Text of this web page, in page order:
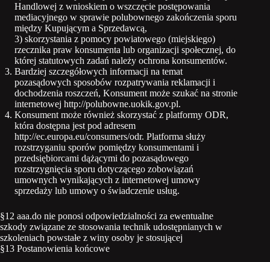
Handlowej z wnioskiem o wszczęcie postępowania
mediacyjnego w sprawie polubownego zakończenia sporu
między Kupującym a Sprzedawcą,
3) skorzystania z pomocy powiatowego (miejskiego)
rzecznika praw konsumenta lub organizacji społecznej, do
której statutowych zadań należy ochrona konsumentów.
Bardziej szczegółowych informacji na temat
pozasądowych sposobów rozpatrywania reklamacji i
dochodzenia roszczeń, Konsument może szukać na stronie
internetowej http://polubowne.uokik.gov.pl.
Konsument może również skorzystać z platformy ODR,
która dostępna jest pod adresem
http://ec.europa.eu/consumers/odr. Platforma służy
rozstrzyganiu sporów pomiędzy konsumentami i
przedsiębiorcami dążącymi do pozasądowego
rozstrzygnięcia sporu dotyczącego zobowiązań
umownych wynikających z internetowej umowy
sprzedaży lub umowy o świadczenie usług.
§12 aaa.do nie ponosi odpowiedzialności za ewentualne
szkody związane ze stosowania technik udostępnianych w
szkoleniach powstałe z winy osoby je stosującej
§13 Postanowienia końcowe